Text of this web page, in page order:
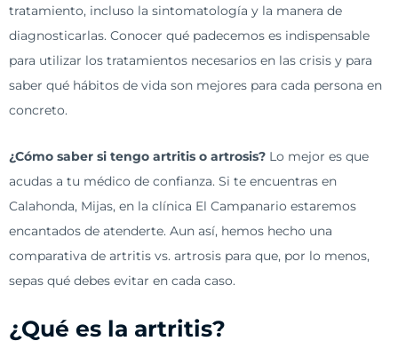
tratamiento, incluso la sintomatología y la manera de
diagnosticarlas. Conocer qué padecemos es indispensable
para utilizar los tratamientos necesarios en las crisis y para
saber qué hábitos de vida son mejores para cada persona en
concreto.
¿Cómo saber si tengo artritis o artrosis? Lo mejor es que
acudas a tu médico de confianza. Si te encuentras en
Calahonda, Mijas, en la clínica El Campanario estaremos
encantados de atenderte. Aun así, hemos hecho una
comparativa de artritis vs. artrosis para que, por lo menos,
sepas qué debes evitar en cada caso.
¿Qué es la artritis?